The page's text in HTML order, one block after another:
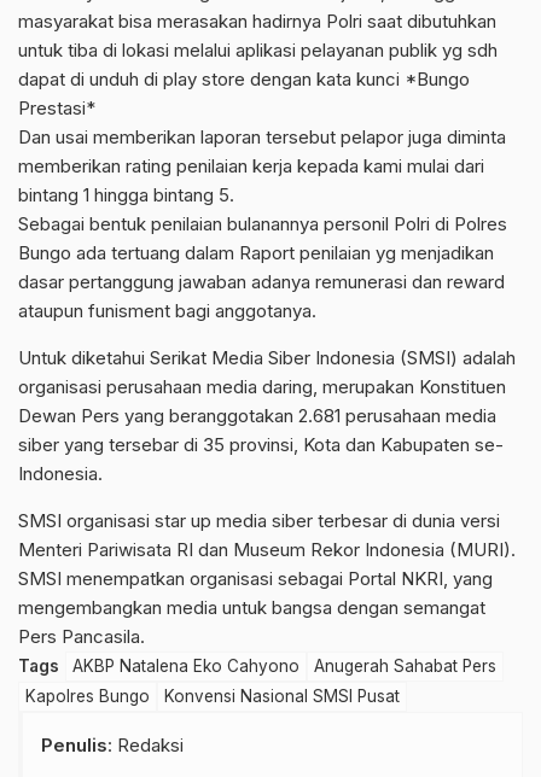
masyarakat bisa merasakan hadirnya Polri saat dibutuhkan
untuk tiba di lokasi melalui aplikasi pelayanan publik yg sdh
dapat di unduh di play store dengan kata kunci *Bungo
Prestasi*
Dan usai memberikan laporan tersebut pelapor juga diminta
memberikan rating penilaian kerja kepada kami mulai dari
bintang 1 hingga bintang 5.
Sebagai bentuk penilaian bulanannya personil Polri di Polres
Bungo ada tertuang dalam Raport penilaian yg menjadikan
dasar pertanggung jawaban adanya remunerasi dan reward
ataupun funisment bagi anggotanya.
Untuk diketahui Serikat Media Siber Indonesia (SMSI) adalah
organisasi perusahaan media daring, merupakan Konstituen
Dewan Pers yang beranggotakan 2.681 perusahaan media
siber yang tersebar di 35 provinsi, Kota dan Kabupaten se-
Indonesia.
SMSI organisasi star up media siber terbesar di dunia versi
Menteri Pariwisata RI dan Museum Rekor Indonesia (MURI).
SMSI menempatkan organisasi sebagai Portal NKRI, yang
mengembangkan media untuk bangsa dengan semangat
Pers Pancasila.
Tags AKBP Natalena Eko Cahyono
Anugerah Sahabat Pers
Kapolres Bungo
Konvensi Nasional SMSI Pusat
Penulis: Redaksi